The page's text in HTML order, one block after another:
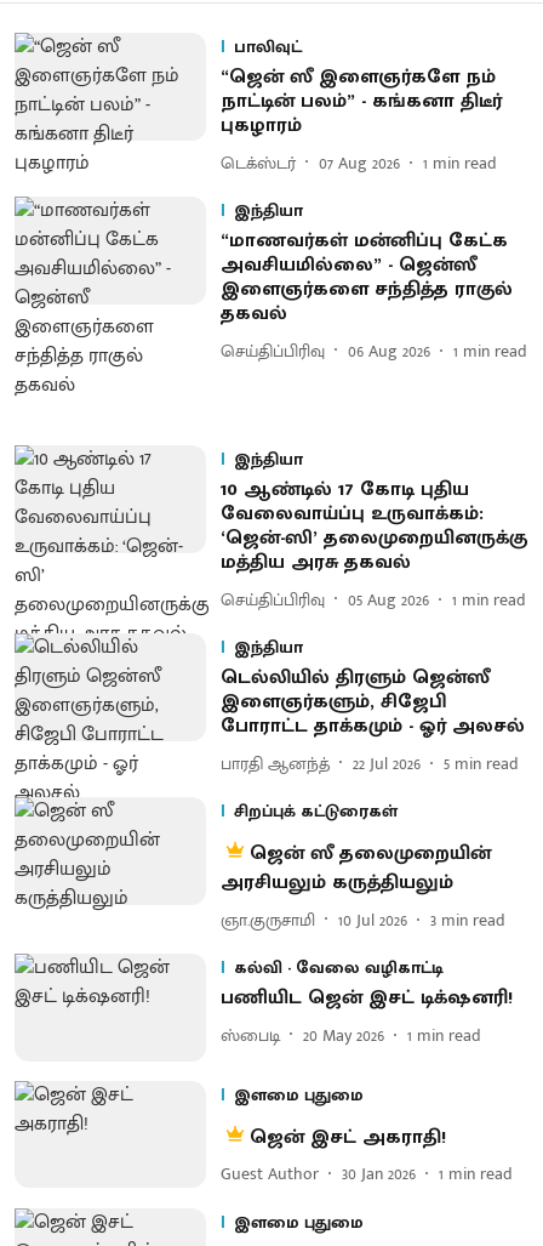
பாலிவுட்
“ஜென் ஸீ இளைஞர்களே நம்
நாட்டின் பலம்” - கங்கனா திடீர்
புகழாரம்
டெக்ஸ்டர் 07 Aug 2026 1 min read
இந்தியா
“மாணவர்கள் மன்னிப்பு கேட்க
அவசியமில்லை” - ஜென்ஸீ
இளைஞர்களை சந்தித்த ராகுல்
தகவல்
செய்திப்பிரிவு 06 Aug 2026 1 min read
இந்தியா
10 ஆண்டில் 17 கோடி புதிய
வேலைவாய்ப்பு உருவாக்கம்:
‘ஜென்-ஸி’ தலைமுறையினருக்கு
மத்திய அரசு தகவல்
செய்திப்பிரிவு 05 Aug 2026 1 min read
இந்தியா
டெல்லியில் திரளும் ஜென்ஸீ
இளைஞர்களும், சிஜேபி
போராட்ட தாக்கமும் - ஓர் அலசல்
பாரதி ஆனந்த் 22 Jul 2026 5 min read
சிறப்புக் கட்டுரைகள்
ஜென் ஸீ தலைமுறையின்
அரசியலும் கருத்தியலும்
ஞா.குருசாமி 10 Jul 2026 3 min read
கல்வி - வேலை வழிகாட்டி
பணியிட ஜென் இசட் டிக்‌ஷனரி!
ஸ்பைடி 20 May 2026 1 min read
இளமை புதுமை
ஜென் இசட் அகராதி!
Guest Author 30 Jan 2026 1 min read
இளமை புதுமை